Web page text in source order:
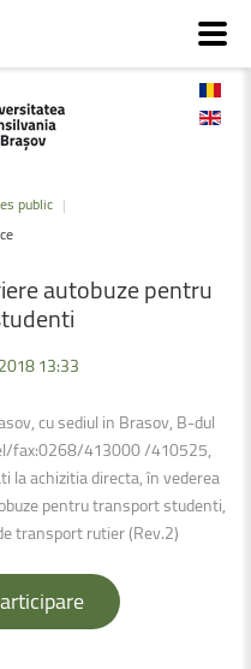
public |
autobuzepentru
13:33
cu sediul in Brasov, B-dul
fax:0268/413000 /410525,
la achizitia directa, în vederea
pentru transport studenti,
transport rutier (Rev.2)